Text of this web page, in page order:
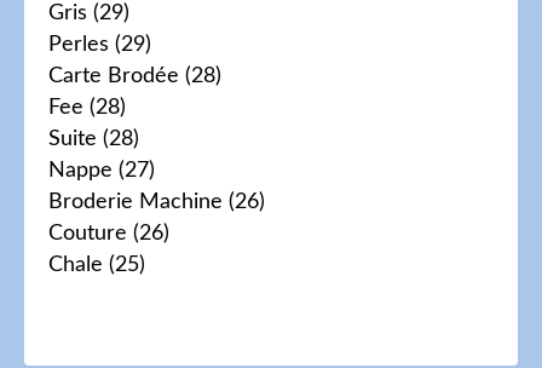
Gris (29)
Perles (29)
Carte Brodée (28)
Fee (28)
Suite (28)
Nappe (27)
Broderie Machine (26)
Couture (26)
Chale (25)